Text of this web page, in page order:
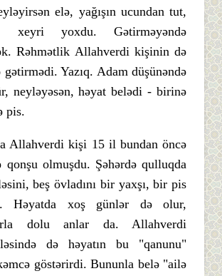
elə, yağışın ucundan tut,
xeyri yoxdu. Gətirməyəndə
Rəhmətlik Allahverdi kişinin də
Yazıq. Adam düşünəndə
neyləyəsən, həyat belədi - birinə
pis.
Allahverdi kişi 15 il bundan öncə
qonşu olmuşdu. Şəhərdə qulluqda
beş övladını bir yaxşı, bir pis
Həyatda xoş günlər də olur,
dolu anlar da. Allahverdi
də həyatın bu "qanunu"
göstərirdi. Bununla belə "ailə